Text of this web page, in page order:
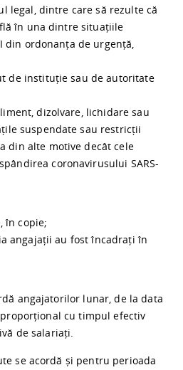
legal, dintre care să rezulte că
în una dintre situațiile
din ordonanța de urgență,
de instituție sau de autoritate
dizolvare, lichidare sau
suspendate sau restricții
din alte motive decât cele
coronavirusului SARS-
în copie;
angajații au fost încadrați în
angajatorilor lunar, de la data
cu timpul efectiv
de salariați.
se acordă și pentru perioada